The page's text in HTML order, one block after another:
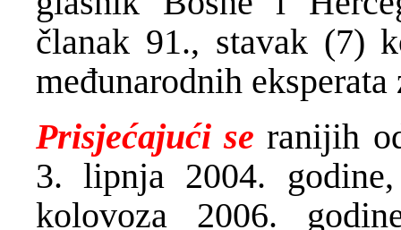
članak 91., stavak (7)
međunarodnih
Prisjećajući seranijih
3. lipnja 2004.
kolovoza 2006.